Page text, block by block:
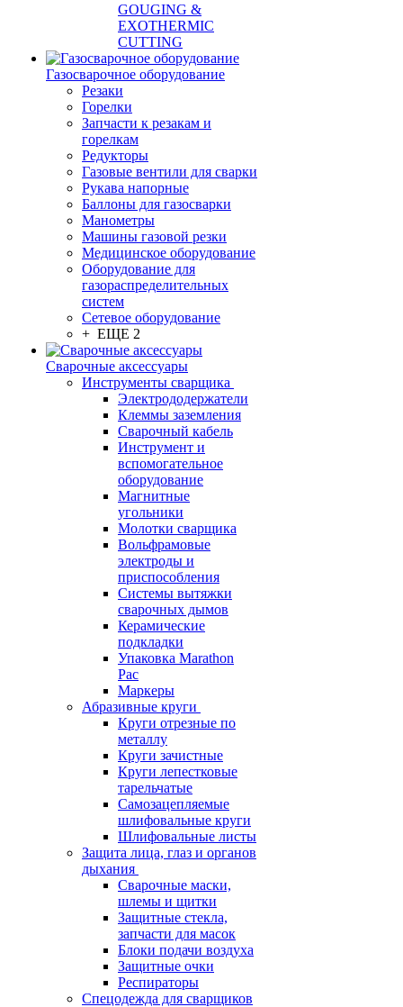
GOUGING &
EXOTHERMIC
CUTTING
Газосварочное оборудование
Резаки
Горелки
Запчасти к резакам и
горелкам
Редукторы
Газовые вентили для сварки
Рукава напорные
Баллоны для газосварки
Манометры
Машины газовой резки
Медицинское оборудование
Оборудование для
газораспределительных
систем
Сетевое оборудование
+ ЕЩЕ 2
Сварочные аксессуары
Инструменты сварщика
Электрододержатели
Клеммы заземления
Сварочный кабель
Инструмент и
вспомогательное
оборудование
Магнитные
угольники
Молотки сварщика
Вольфрамовые
электроды и
приспособления
Системы вытяжки
сварочных дымов
Керамические
подкладки
Упаковка Marathon
Pac
Маркеры
Абразивные круги
Круги отрезные по
металлу
Круги зачистные
Круги лепестковые
тарельчатые
Самозацепляемые
шлифовальные круги
Шлифовальные листы
Защита лица, глаз и органов
дыхания
Сварочные маски,
шлемы и щитки
Защитные стекла,
запчасти для масок
Блоки подачи воздуха
Защитные очки
Респираторы
Спецодежда для сварщиков